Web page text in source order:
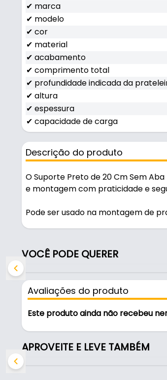
✔ marca
✔ modelo
✔ cor
✔ material
✔ acabamento
✔ comprimento total
✔ profundidade indicada da
✔ altura
✔ espessura
✔ capacidade de carga
Descrição do produto
O Suporte Preto de 20 Cm Sem
e montagem com praticidade e
Pode ser usado na montagem de
no uso diário. Suporta 25 kg.
- Marca: Mark
- Modelo: Sem Aba
- Material: Aço Carbono
- Acabamento: Pintura epóxi
- Cor: Preto
- Capacidade de Carga: 25 Kg
- Comprimento da prateleira: 200
VOCÊ PODE QUERER
Avaliações do produto
Este produto ainda não recebeu
APROVEITE E LEVE TAMBÉM